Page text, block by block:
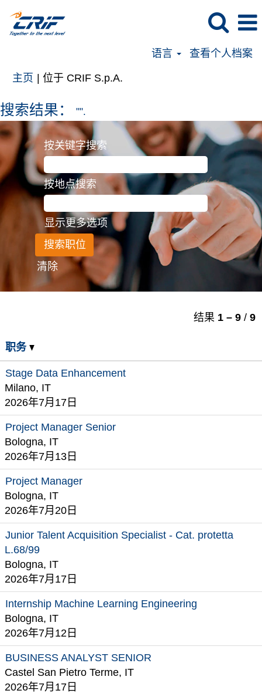
语言 查看个人档案
主页 位于 CRIF S.p.A.
面）
搜索结果： "".
按关键字搜索
按地点搜索
显示更多选项
清除
结果 1 – 9 / 9
职务
Stage Data Enhancement
Milano, IT
2026年7月17日
Project Manager Senior
Bologna, IT
2026年7月13日
Project Manager
Bologna, IT
2026年7月20日
Junior Talent Acquisition Specialist - Cat. protetta
L.68/99
Bologna, IT
2026年7月17日
Internship Machine Learning Engineering
Bologna, IT
2026年7月12日
BUSINESS ANALYST SENIOR
Castel San Pietro Terme, IT
2026年7月17日